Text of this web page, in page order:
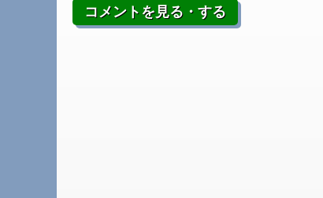
コメントを見る・する